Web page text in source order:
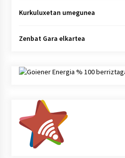
Kurkuluxetan umegunea
Zenbat Gara elkartea